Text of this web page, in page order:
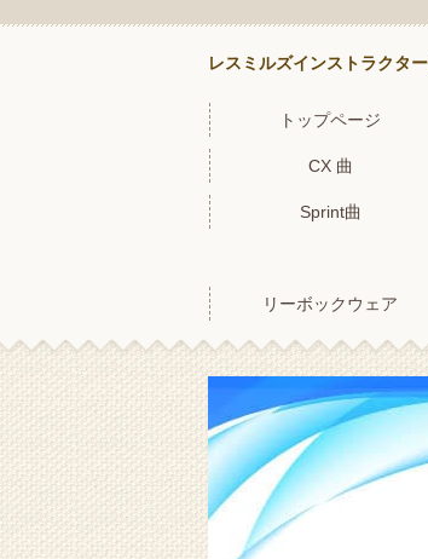
レスミルズインストラクタ
トップページ
CX 曲
Sprint曲
リーボックウェア